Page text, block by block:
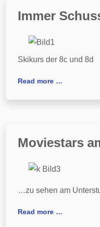
Immer
Skikurs der 8c und 8d
Read more …
Moviestars
…zu sehen am
Read more …